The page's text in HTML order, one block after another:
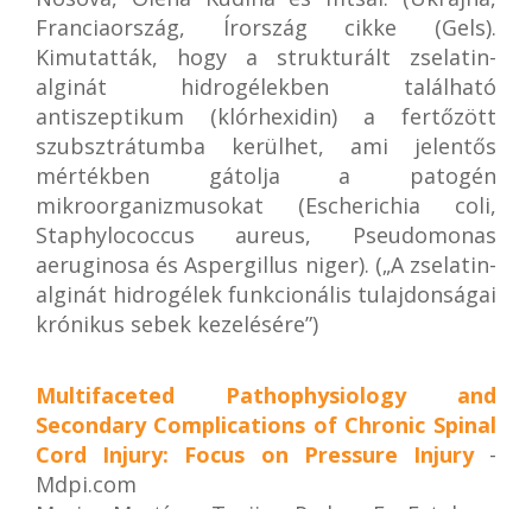
Franciaország, Írország cikke (Gels).
Kimutatták, hogy a strukturált zselatin-
alginát hidrogélekben található
antiszeptikum (klórhexidin) a fertőzött
szubsztrátumba kerülhet, ami jelentős
mértékben gátolja a patogén
mikroorganizmusokat (Escherichia coli,
Staphylococcus aureus, Pseudomonas
aeruginosa és Aspergillus niger). („A zselatin-
alginát hidrogélek funkcionális tulajdonságai
krónikus sebek kezelésére”)
Multifaceted Pathophysiology and
Secondary Complications of Chronic Spinal
Cord Injury: Focus on Pressure Injury-
Mdpi.com